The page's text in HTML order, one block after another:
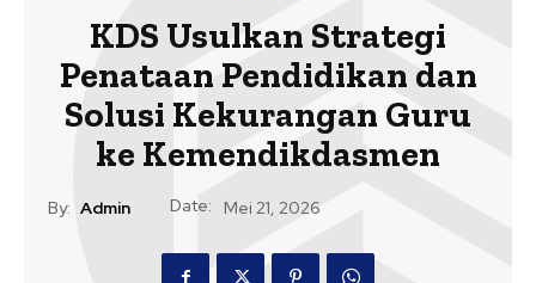
KDS Usulkan Strategi
Penataan Pendidikan dan
Solusi Kekurangan Guru
ke Kemendikdasmen
By: Admin Date: Mei 21, 2026